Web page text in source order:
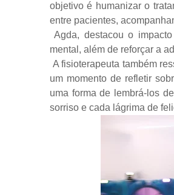
objetivo é humanizar o
entre pacientes,
Agda, destacou o
mental, além de reforçar a
A fisioterapeuta também
um momento de refletir
uma forma de lembrá-los
sorriso e cada lágrima de